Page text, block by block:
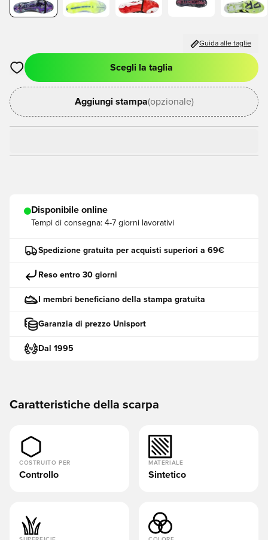
Guida alle taglie
Apre una finestra modale per accedere o registrarsi come
Scegli la taglia
Aggiungi stampa(opzionale)
Disponibile online
Tempi di consegna: 4-7 giorni lavorativi
Spedizione gratuita per acquisti superiori a 69€
Reso entro 30 giorni
I membri beneficiano della stampa gratuita
Garanzia di prezzo Unisport
Dal 1995
Caratteristiche della scarpa
COSTRUITO PER
Controllo
MATERIALE
Sintetico